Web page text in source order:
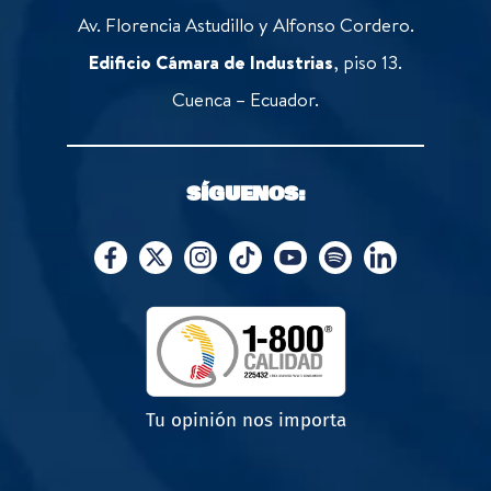
Av. Florencia Astudillo y Alfonso Cordero.
Edificio Cámara de Industrias, piso 13.
Cuenca – Ecuador.
SÍGUENOS:
Tu opinión nos importa